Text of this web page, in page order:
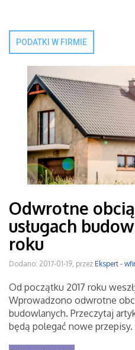
PODATKI W FIRMIE
Odwrotne
usługach
roku
Dodano: 2017-01-19, przez Ekspert -
Od początku 2017 roku
Wprowadzono odwrotne
budowlanych. Przeczytaj
będą polegać nowe przepisy.